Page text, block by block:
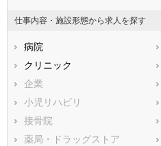
香川県
福岡県
熊本県
鹿児島県
仕事内容・施設形態から求人を探す
病院
クリニック
企業
小児リハビリ
接骨院
薬局・ドラッグストア